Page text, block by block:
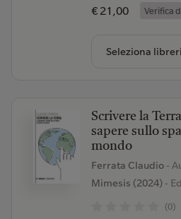
€ 21,00 Verifica
Seleziona
Scrivere la
sapere sullo
mondo
Ferrata Claudio -
Mimesis (2024)-
(0)